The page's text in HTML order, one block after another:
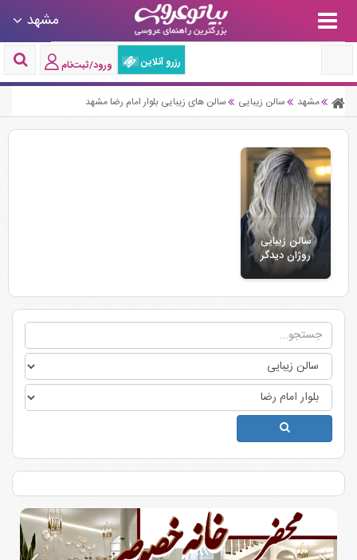
مشهد
رزرو آنلاین ورود/ثبت‌نام
مشهد سالن زیبایی سالن های زیبایی بلوار امام رضا مشهد
سالن زیبایی
روژان دیدگر